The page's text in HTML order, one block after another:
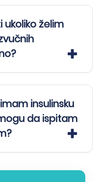
želim
insulinsku
da ispitam